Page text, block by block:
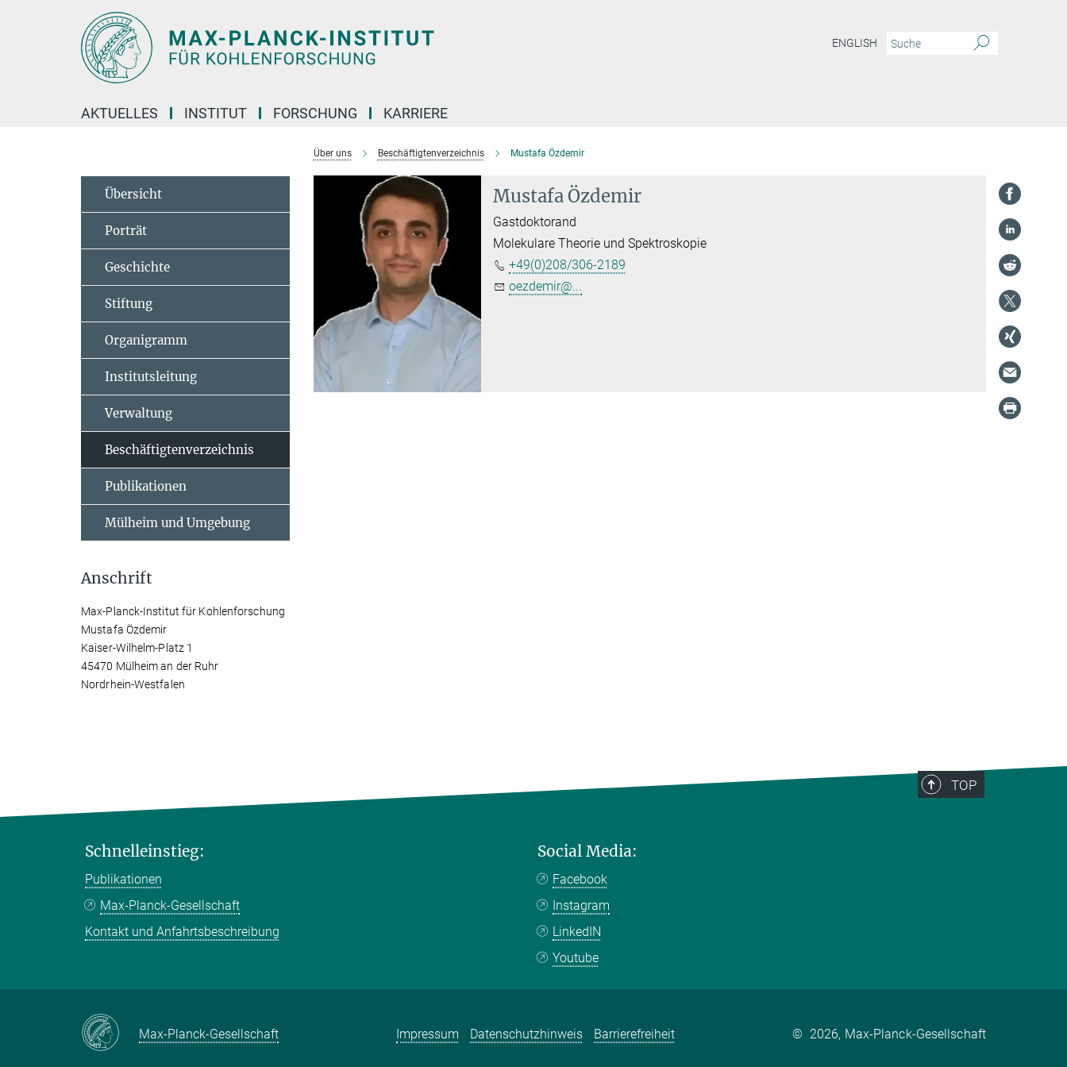
ENGLISH
AKTUELLES INSTITUT FORSCHUNG KARRIERE
Über uns Beschäftigtenverzeichnis Mustafa Özdemir
Mustafa Özdemir
Gastdoktorand
Molekulare Theorie und Spektroskopie
+49(0)208/306-2189
oezdemir@...
Übersicht
Porträt
Geschichte
Stiftung
Organigramm
Institutsleitung
Verwaltung
Beschäftigtenverzeichnis
Publikationen
Mülheim und Umgebung
Anschrift
Max-Planck-Institut für Kohlenforschung
Mustafa Özdemir
Kaiser-Wilhelm-Platz 1
45470 Mülheim an der Ruhr
Nordrhein-Westfalen
TOP
Schnelleinstieg:
Publikationen
Max-Planck-Gesellschaft
Kontakt und Anfahrtsbeschreibung
Social Media:
Facebook
Instagram
LinkedIN
Youtube
Max-Planck-Gesellschaft Impressum Datenschutzhinweis Barrierefreiheit © 2026, Max-Planck-Gesellschaft